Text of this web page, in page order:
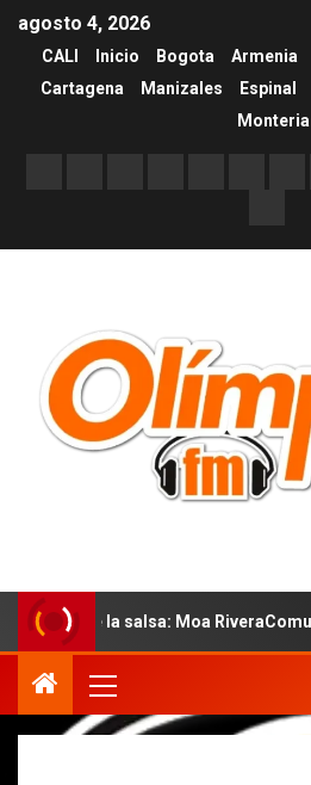
agosto 4, 2026
CALI Inicio Bogota Armenia
Cartagena
Manizales Espinal
Monteria
la salsa: Moa RiveraComunicado de